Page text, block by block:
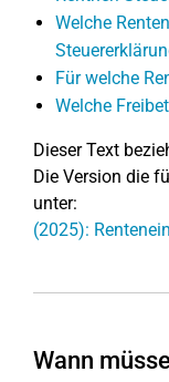
Welche
Für welche
Welche
Dieser Text
Die Version die
unter:
(2025):
Wann